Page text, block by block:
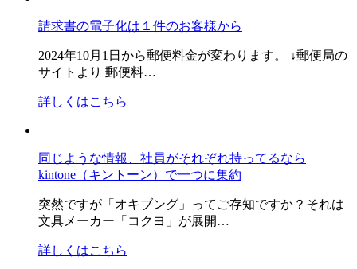
請求書の電子化は１件のお客様から
2024年10月1日から郵便料金が変わります。 ↓郵便局の
サイトより 郵便料…
詳しくはこちら
同じような情報、社員がそれぞれ持ってるなら
kintone（キントーン）で一つに集約
突然ですが「オキブング」ってご存知ですか？それは
文具メーカー「コクヨ」が展開…
詳しくはこちら